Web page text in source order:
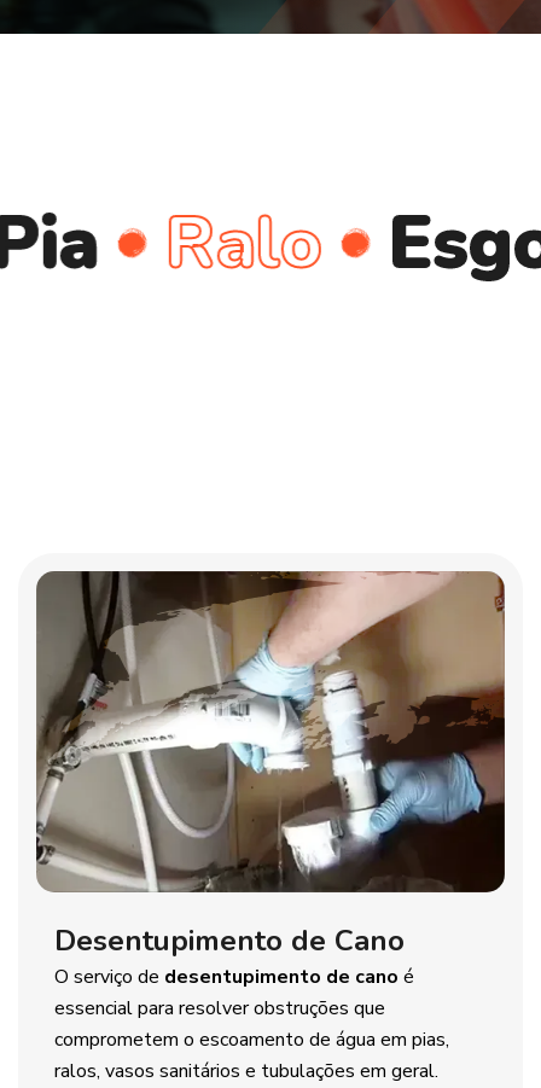
Ralo Esgoto
Desentupimento de Cano
O serviço de desentupimento de cano é
essencial para resolver obstruções que
comprometem o escoamento de água em pias,
ralos, vasos sanitários e tubulações em geral.